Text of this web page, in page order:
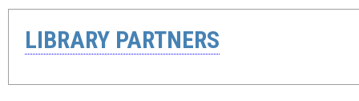
LIBRARY PARTNERS